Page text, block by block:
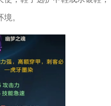
。